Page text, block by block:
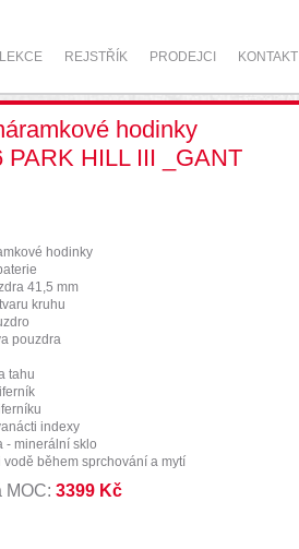
REJSTŘÍK PRODEJCI KONTAKT
hodinky
PARK HILL III _GANT
hodinky
41,5 mm
kruhu
pouzdra
tahu
indexy
- minerální sklo
vodě během sprchování a mytí
MOC: 3399 Kč